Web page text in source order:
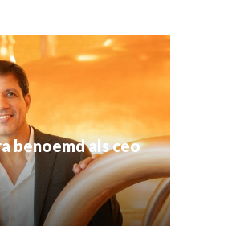
benoemd als ceo